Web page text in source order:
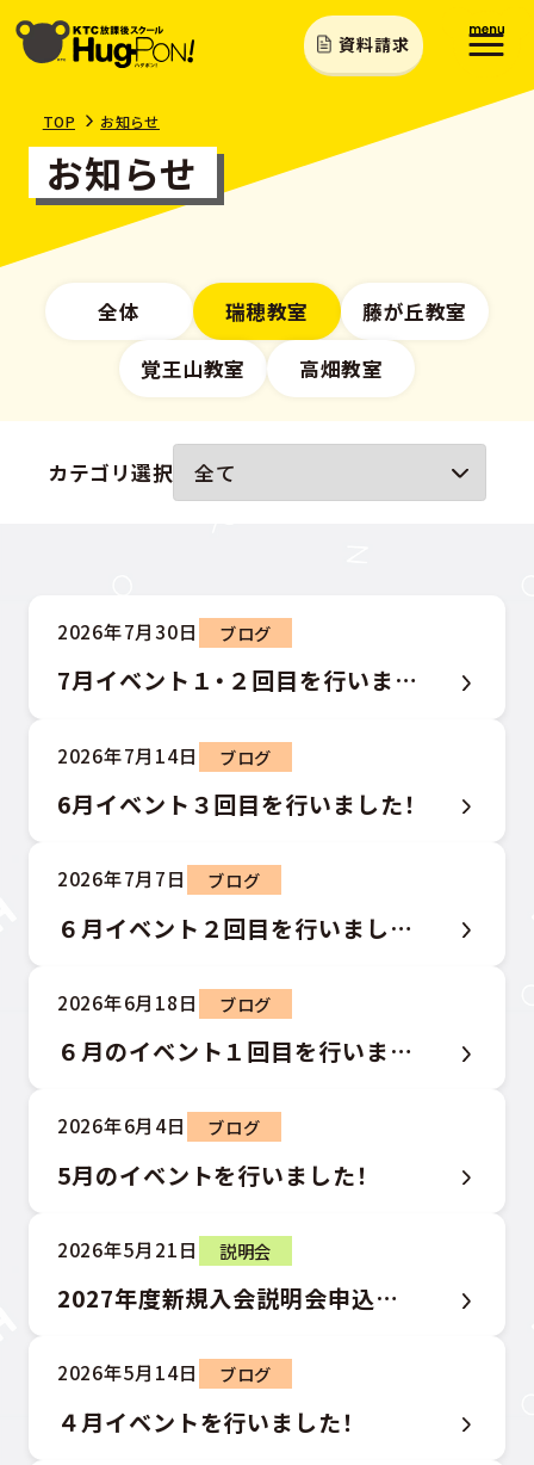
資料請求
TOP お知らせ
お知らせ
全体 瑞穂教室
藤が丘教室
覚王山教室
高畑教室
カテゴリ選択
2026年7月30日 ブログ
7月イベント１・２回目を行いました！
2026年7月14日 ブログ
6月イベント３回目を行いました！
2026年7月7日 ブログ
６月イベント２回目を行いました！
2026年6月18日 ブログ
６月のイベント１回目を行いました！
2026年6月4日 ブログ
5月のイベントを行いました！
2026年5月21日 説明会
2027年度新規入会説明会申込開始のお知らせ ♬
2026年5月14日 ブログ
４月イベントを行いました！